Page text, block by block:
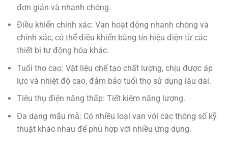
đơn giản và nhanh chóng.
Điều khiển chính xác: Van hoạt động nhanh chóng và
chính xác, có thể điều khiển bằng tín hiệu điện từ các
thiết bị tự động hóa khác.
Tuổi thọ cao: Vật liệu chế tạo chất lượng, chịu được áp
lực và nhiệt độ cao, đảm bảo tuổi thọ sử dụng lâu dài.
Tiêu thụ điện năng thấp: Tiết kiệm năng lượng.
Đa dạng mẫu mã: Có nhiều loại van với các thông số kỹ
thuật khác nhau để phù hợp với nhiều ứng dụng.